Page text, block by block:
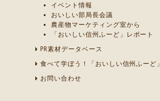
イベント情報
おいしい部局長会議
農産物マーケティング室から
「おいしい信州ふーど」レポート
PR素材データベース
食べて学ぼう！「おいしい信州ふーど」
お問い合わせ